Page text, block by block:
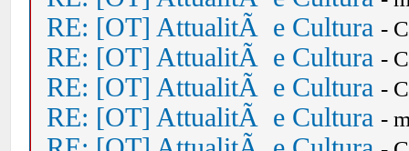
RE: [OT] AttualitÃ e Cultura -
RE: [OT] AttualitÃ e Cultura -
RE: [OT] AttualitÃ e Cultura -
RE: [OT] AttualitÃ e Cultura -